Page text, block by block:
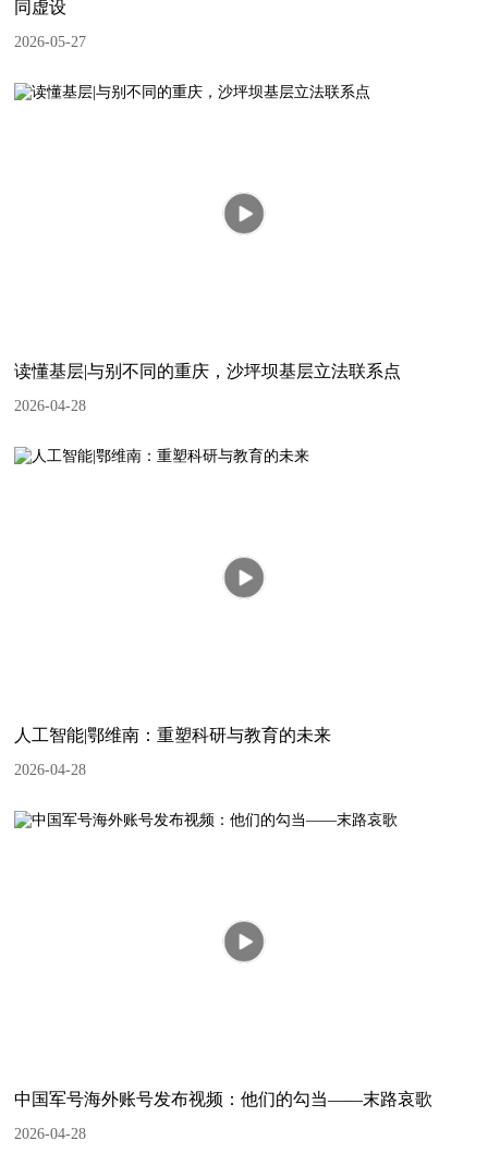
同虚设
2026-05-27
读懂基层|与别不同的重庆，沙坪坝基层立法联系点
2026-04-28
人工智能|鄂维南：重塑科研与教育的未来
2026-04-28
中国军号海外账号发布视频：他们的勾当——末路哀歌
2026-04-28